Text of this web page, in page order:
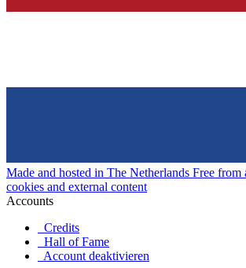
Made and hosted in The Netherlands Free from
cookies and external content
Accounts
Credits
Hall of Fame
Account deaktivieren